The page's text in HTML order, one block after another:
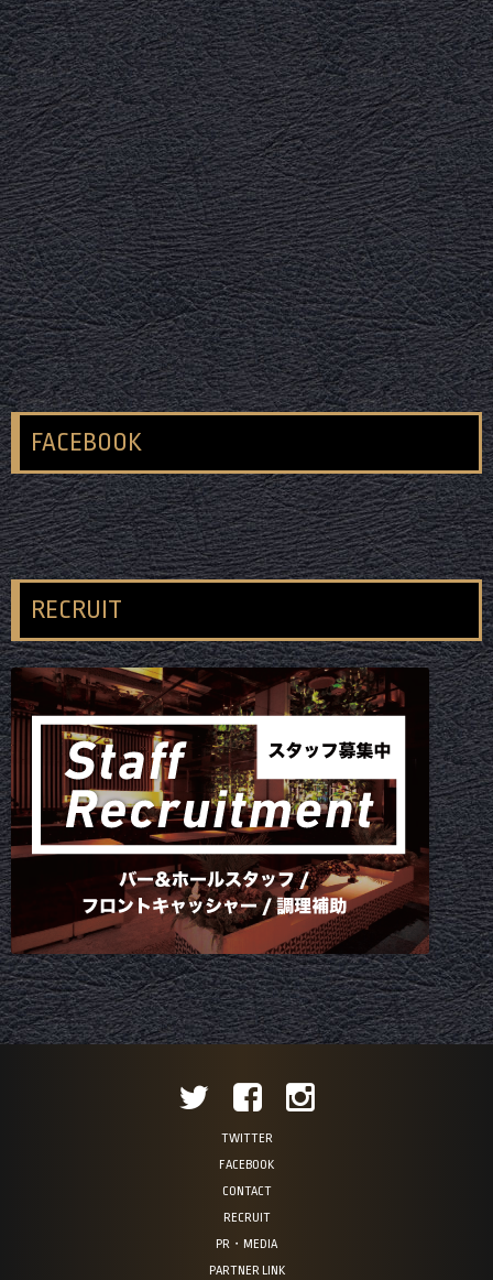
FACEBOOK
RECRUIT
TWITTER
FACEBOOK
CONTACT
RECRUIT
PR・MEDIA
PARTNER LINK